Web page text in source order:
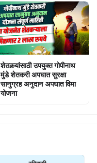
शेतकर्‍यांसाठी उपयुक्त गोपीनाथ
मुंडे शेतकरी अपघात सुरक्षा
सानुग्रह अनुदान अपघात विमा
योजना
रहिवासी